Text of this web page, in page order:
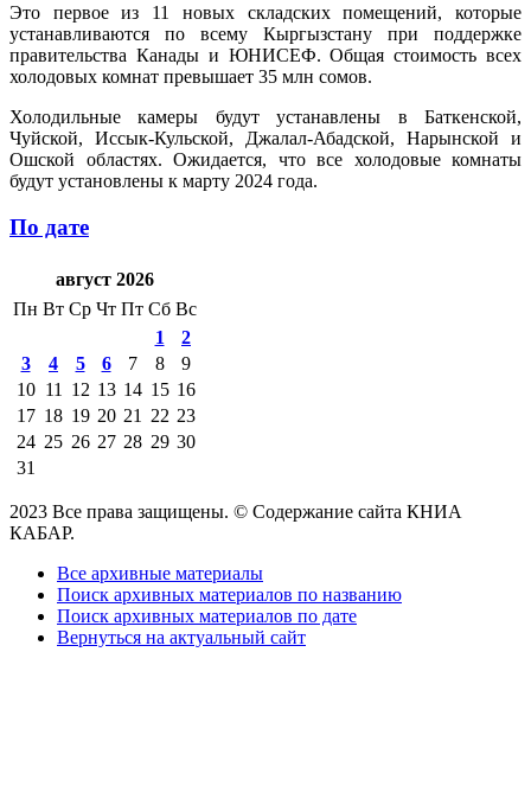
Это первое из 11 новых складских помещений, которые
устанавливаются по всему Кыргызстану при поддержке
правительства Канады и ЮНИСЕФ. Общая стоимость всех
холодовых комнат превышает 35 млн сомов.
Холодильные камеры будут устанавлены в Баткенской,
Чуйской, Иссык-Кульской, Джалал-Абадской, Нарынской и
Ошской областях. Ожидается, что все холодовые комнаты
будут установлены к марту 2024 года.
По дате
август 2026
Пн Вт Ср Чт Пт Сб Вс
1
2
3
4 5 6 7 8
9
10 11 12 13 14 15 16
17 18 19 20 21 22 23
24 25 26 27 28 29 30
31
2023 Все права защищены. © Содержание сайта КНИА
КАБАР.
Все архивные материалы
Поиск архивных материалов по названию
Поиск архивных материалов по дате
Вернуться на актуальный сайт